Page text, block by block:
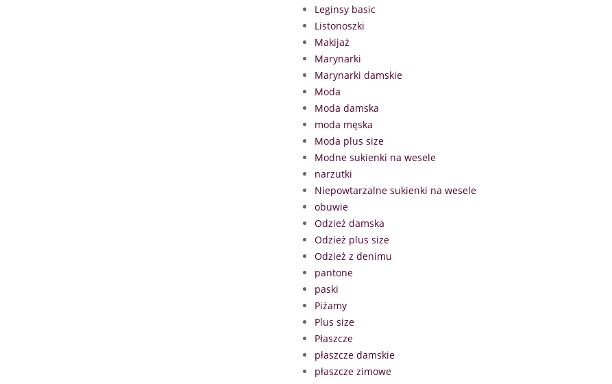
Leginsy basic
Listonoszki
Makijaż
Marynarki
Marynarki damskie
Moda
Moda damska
moda męska
Moda plus size
Modne sukienki na wesele
narzutki
Niepowtarzalne sukienki na wesele
obuwie
Odzież damska
Odzież plus size
Odzież z denimu
pantone
paski
Piżamy
Plus size
Płaszcze
płaszcze damskie
płaszcze zimowe